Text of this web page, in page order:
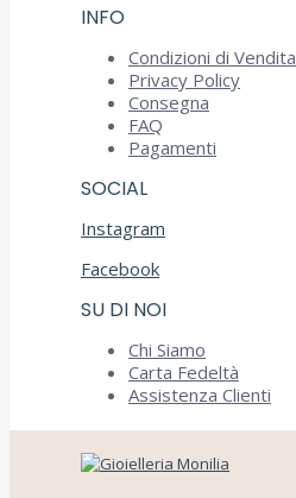
INFO
Condizioni di Vendita
Privacy Policy
Consegna
FAQ
Pagamenti
SOCIAL
Instagram
Facebook
SU DI NOI
Chi Siamo
Carta Fedeltà
Assistenza Clienti